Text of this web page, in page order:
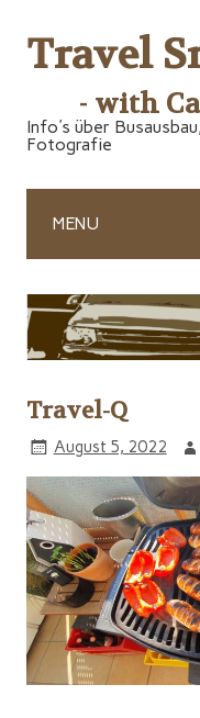
Travel
- with
Info's über
Fotografie
MENU
Travel-Q
August 5, 2022